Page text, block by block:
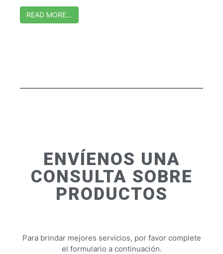
READ MORE…
ENVÍENOS UNA
CONSULTA SOBRE
PRODUCTOS
Para brindar mejores servicios, por favor complete
el formulario a continuación.